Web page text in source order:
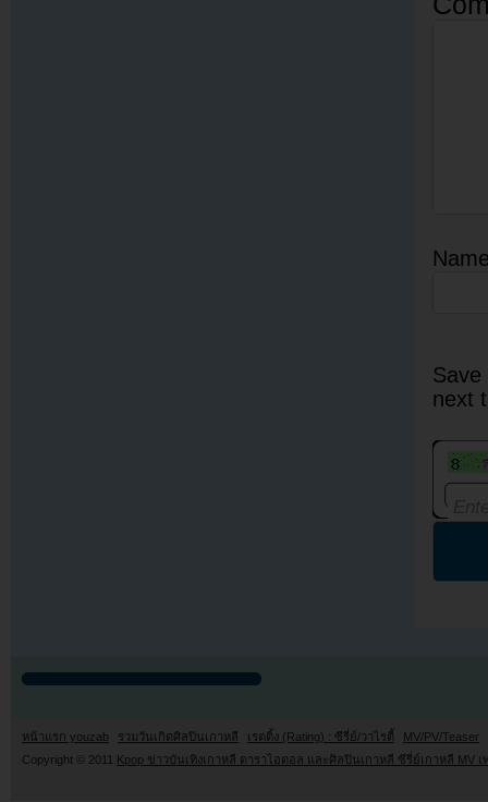
next
หน้าแรก youzab รวมวันเกิดศิลปินเกาหลี เรตติ้ง (Rating) : ซีรี่ย์/วาไรตี้
MV/PV/Teaser
Copyright © 2011 Kpop ข่าวบันเทิงเกาหลี ดาราไอดอล และศิลปินเกาหลี ซีรี่ย์เกาหลี MV